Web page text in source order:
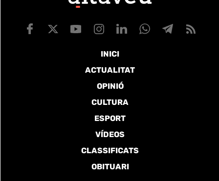
INICI
ACTUALITAT
OPINIÓ
CULTURA
ESPORT
VÍDEOS
CLASSIFICATS
OBITUARI